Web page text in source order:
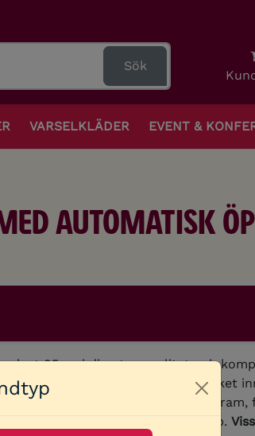
Close
Sök
VARSELKLÄDER EVENT &
automatisk
95cm i diamter ser litet och
är ett auto-open paraply, vilket
Dessutom har paraplyet en
handtag för ett bra grepp.